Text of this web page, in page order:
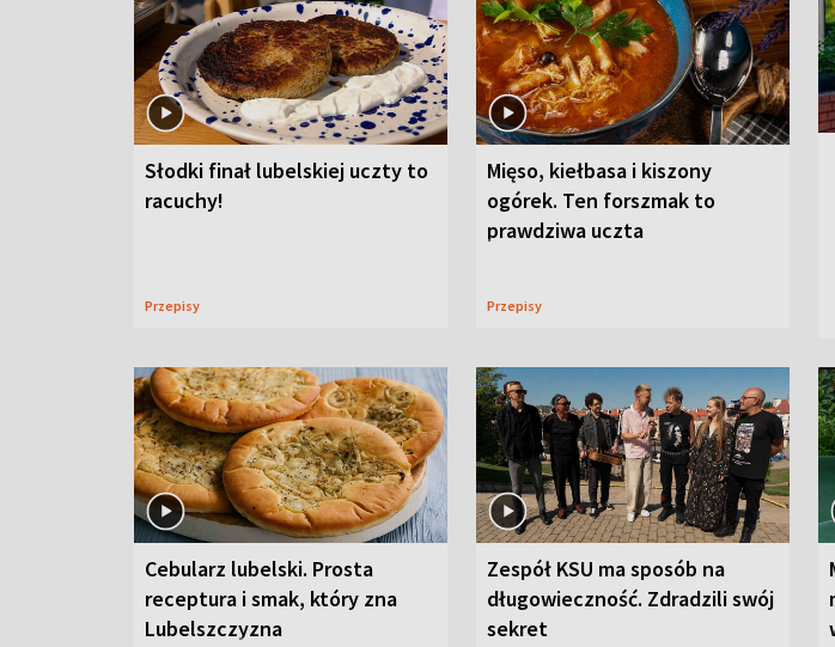
Słodki finał lubelskiej uczty to
racuchy!
Przepisy
Mięso, kiełbasa i kiszony
ogórek. Ten forszmak to
prawdziwa uczta
Przepisy
Cebularz lubelski. Prosta
receptura i smak, który zna
Lubelszczyzna
Zespół KSU ma sposób na
długowieczność. Zdradzili swój
sekret